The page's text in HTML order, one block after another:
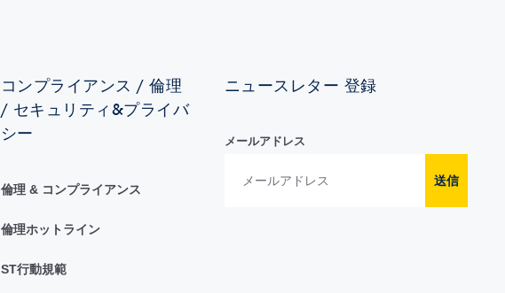
コンプライアンス / 倫理
/ セキュリティ&プライバ
シー
倫理 & コンプライアンス
倫理ホットライン
ST行動規範
ニュースレター 登録
メールアドレス
送信